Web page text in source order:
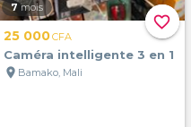
favorite_border
7 mois
25 000CFA
Caméra intelligente 3 en 1
location_on Bamako, Mali